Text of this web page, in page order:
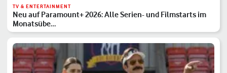
TV & ENTERTAINMENT
Neu auf Paramount+ 2026: Alle Serien- und Filmstarts im
Monatsübe…